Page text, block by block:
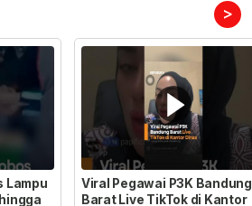
>
Lampu
Viral Pegawai P3K Bandung
Barat Live TikTok di Kantor